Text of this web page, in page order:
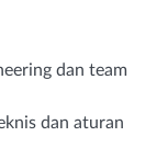
dan team
dan aturan